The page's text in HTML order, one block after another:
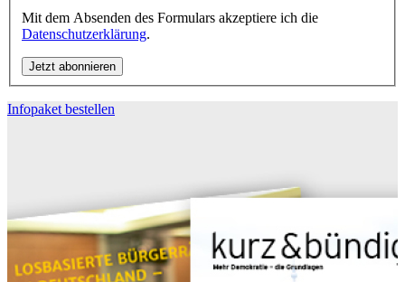
Mit dem Absenden des Formulars akzeptiere ich die
Datenschutzerklärung.
Infopaket bestellen